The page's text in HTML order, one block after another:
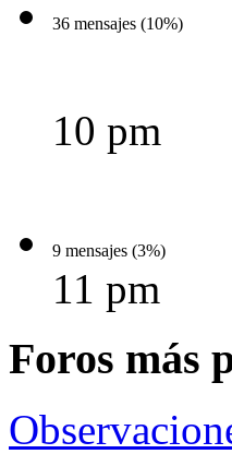
36 mensajes (10%)
10 pm
9 mensajes (3%)
11 pm
Foros más